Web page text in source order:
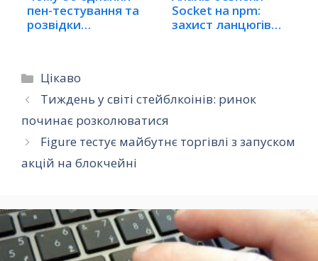
пен-тестування та
розвідки…
Socket на npm:
захист ланцюгів
Категорії
Цікаво
Тиждень у світі стейблкоінів: ринок
починає розколюватися
Figure тестує майбутнє торгівлі з запуском
акцій на блокчейні